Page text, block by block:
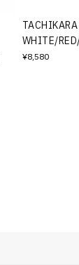
WHITE/
¥8,580